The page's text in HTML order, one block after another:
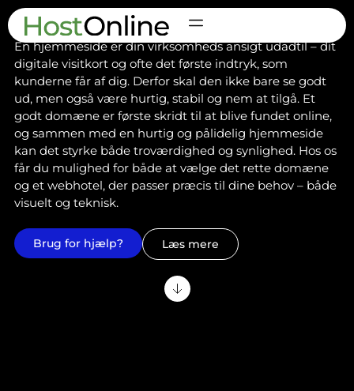
Design dit eget webhotel
En hjemmeside er din virksomheds ansigt udadtil – dit
digitale visitkort og ofte det første indtryk, som
kunderne får af dig. Derfor skal den ikke bare se godt
ud, men også være hurtig, stabil og nem at tilgå. Et
godt domæne er første skridt til at blive fundet online,
og sammen med en hurtig og pålidelig hjemmeside
kan det styrke både troværdighed og synlighed. Hos os
får du mulighed for både at vælge det rette domæne
og et webhotel, der passer præcis til dine behov – både
visuelt og teknisk.
Brug for hjælp? Læs mere